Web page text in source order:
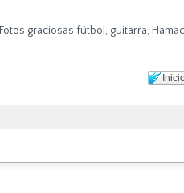
Fotos graciosas fútbol , guitarra,